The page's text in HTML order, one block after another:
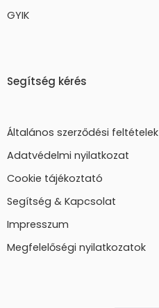
GYIK
Segítség kérés
Általános szerződési feltételek
Adatvédelmi nyilatkozat
Cookie tájékoztató
Segítség & Kapcsolat
Impresszum
Megfelelőségi nyilatkozatok